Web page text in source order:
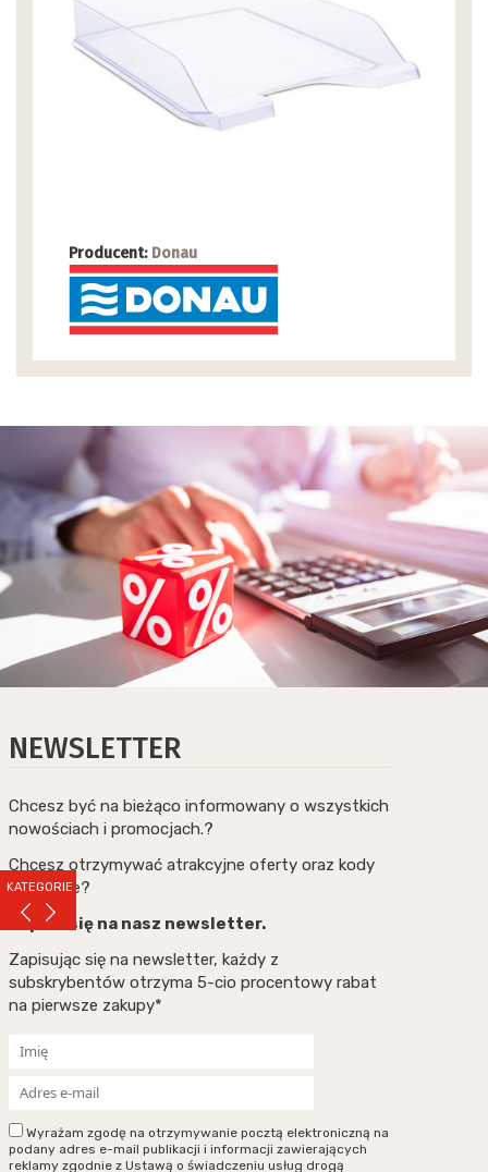
KATEGORIE
Producent: Donau
NEWSLETTER
Chcesz być na bieżąco informowany o wszystkich
nowościach i promocjach.?
Chcesz otrzymywać atrakcyjne oferty oraz kody
rabatowe?
Zapisz się na nasz newsletter.
Zapisując się na newsletter, każdy z
subskrybentów otrzyma 5-cio procentowy rabat
na pierwsze zakupy*
Wyrażam zgodę na otrzymywanie pocztą elektroniczną na
podany adres e-mail publikacji i informacji zawierających
reklamy zgodnie z Ustawą o świadczeniu usług drogą